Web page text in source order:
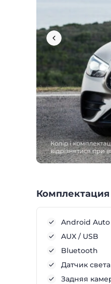
Комплектация
Android Auto
AUX / USB
Bluetooth
Датчик света
Задняя